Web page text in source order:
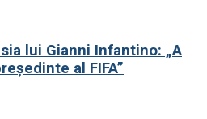
lui Gianni Infantino: „A
al FIFA”